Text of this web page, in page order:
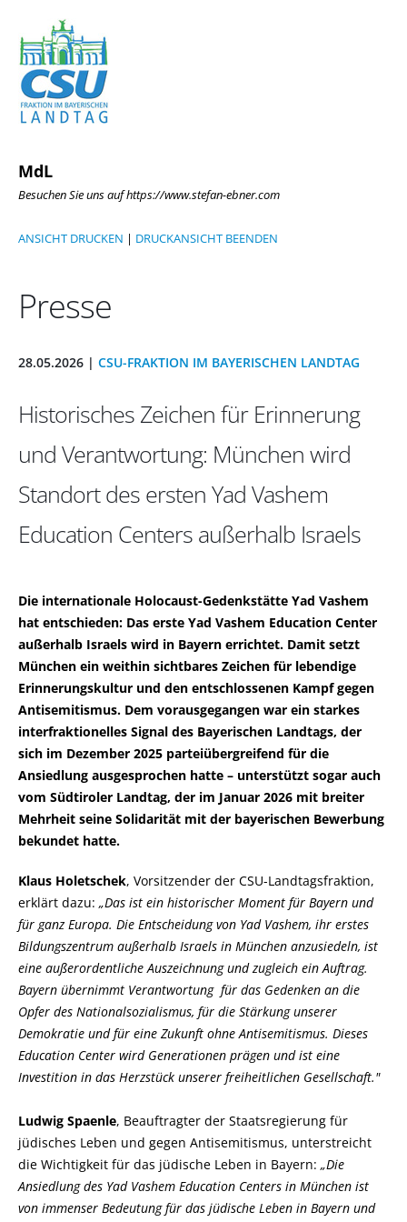
MdL
Besuchen Sie uns auf https://www.stefan-ebner.com
ANSICHT DRUCKEN | DRUCKANSICHT BEENDEN
Presse
28.05.2026 | CSU-FRAKTION IM BAYERISCHEN LANDTAG
Historisches Zeichen für Erinnerung
und Verantwortung: München wird
Standort des ersten Yad Vashem
Education Centers außerhalb Israels
Die internationale Holocaust-Gedenkstätte Yad Vashem
hat entschieden: Das erste Yad Vashem Education Center
außerhalb Israels wird in Bayern errichtet. Damit setzt
München ein weithin sichtbares Zeichen für lebendige
Erinnerungskultur und den entschlossenen Kampf gegen
Antisemitismus. Dem vorausgegangen war ein starkes
interfraktionelles Signal des Bayerischen Landtags, der
sich im Dezember 2025 parteiübergreifend für die
Ansiedlung ausgesprochen hatte – unterstützt sogar auch
vom Südtiroler Landtag, der im Januar 2026 mit breiter
Mehrheit seine Solidarität mit der bayerischen Bewerbung
bekundet hatte.
Klaus Holetschek, Vorsitzender der CSU-Landtagsfraktion,
erklärt dazu: Das ist ein historischer Moment für Bayern und
für ganz Europa. Die Entscheidung von Yad Vashem, ihr erstes
Bildungszentrum außerhalb Israels in München anzusiedeln, ist
eine außerordentliche Auszeichnung und zugleich ein Auftrag.
Bayern übernimmt Verantwortung für das Gedenken an die
Opfer des Nationalsozialismus, für die Stärkung unserer
Demokratie und für eine Zukunft ohne Antisemitismus. Dieses
Education Center wird Generationen prägen und ist eine
Investition in das Herzstück unserer freiheitlichen Gesellschaft."
Ludwig Spaenle, Beauftragter der Staatsregierung für
jüdisches Leben und gegen Antisemitismus, unterstreicht
die Wichtigkeit für das jüdische Leben in Bayern: Die
Ansiedlung des Yad Vashem Education Centers in München ist
von immenser Bedeutung für das jüdische Leben in Bayern und